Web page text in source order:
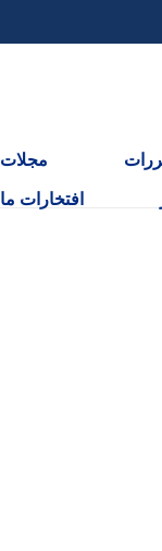
مجلات
افتخارات ما